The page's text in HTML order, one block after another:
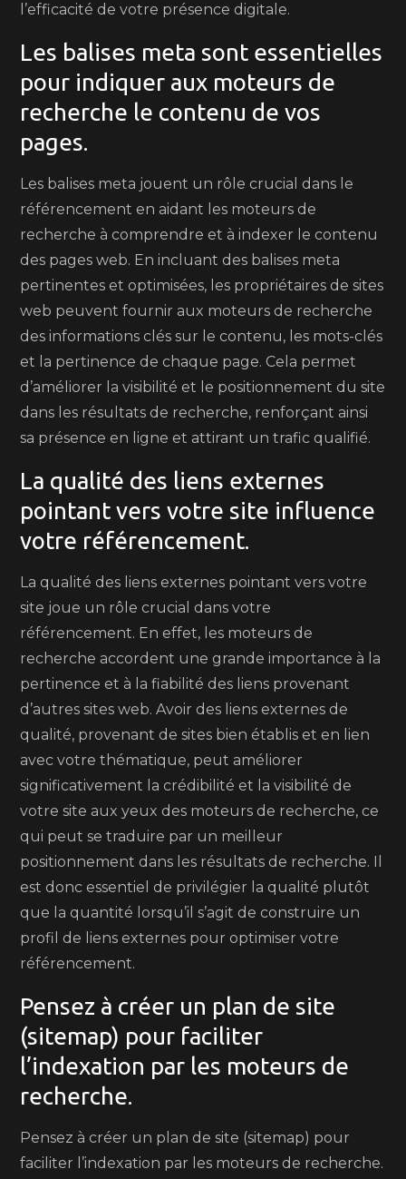
l’efficacité de votre présence digitale.
Les balises meta sont essentielles
pour indiquer aux moteurs de
recherche le contenu de vos
pages.
Les balises meta jouent un rôle crucial dans le
référencement en aidant les moteurs de
recherche à comprendre et à indexer le contenu
des pages web. En incluant des balises meta
pertinentes et optimisées, les propriétaires de sites
web peuvent fournir aux moteurs de recherche
des informations clés sur le contenu, les mots-clés
et la pertinence de chaque page. Cela permet
d’améliorer la visibilité et le positionnement du site
dans les résultats de recherche, renforçant ainsi
sa présence en ligne et attirant un trafic qualifié.
La qualité des liens externes
pointant vers votre site influence
votre référencement.
La qualité des liens externes pointant vers votre
site joue un rôle crucial dans votre
référencement. En effet, les moteurs de
recherche accordent une grande importance à la
pertinence et à la fiabilité des liens provenant
d’autres sites web. Avoir des liens externes de
qualité, provenant de sites bien établis et en lien
avec votre thématique, peut améliorer
significativement la crédibilité et la visibilité de
votre site aux yeux des moteurs de recherche, ce
qui peut se traduire par un meilleur
positionnement dans les résultats de recherche. Il
est donc essentiel de privilégier la qualité plutôt
que la quantité lorsqu’il s’agit de construire un
profil de liens externes pour optimiser votre
référencement.
Pensez à créer un plan de site
(sitemap) pour faciliter
l’indexation par les moteurs de
recherche.
Pensez à créer un plan de site (sitemap) pour
faciliter l’indexation par les moteurs de recherche.